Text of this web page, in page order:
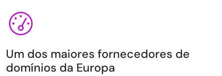
Um dos maiores fornecedores de
domínios da Europa